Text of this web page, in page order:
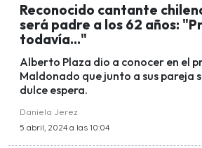
Reconocido cantante
será padre a los 62 años:
todavía..."
Alberto Plaza dio a conocer en el
Maldonado que junto a sus pareja
dulce espera.
Daniela Jerez
5 abril, 2024 a las 10:04